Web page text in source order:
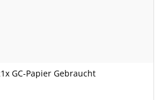
GC-Papier Gebraucht